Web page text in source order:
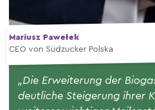
Mariusz Pawełek
CEO von Südzucker Polska
„Die Erweiterung der
deutliche Steigerung ihrer